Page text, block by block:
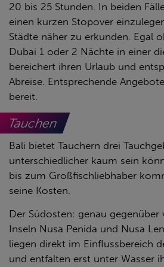
20 bis 25 Stunden. In beiden
einen kurzen Stopover
Städte näher zu erkunden. Egal
Dubai 1 oder 2 Nächte in einer
bereichert ihren Urlaub und
Abreise. Entsprechende
bereit.
Tauchen
Bali bietet Tauchern drei
unterschiedlicher kaum sein
bis zum Großfischliebhaber
seine Kosten.
Der Südosten: genau gegenüber
Inseln Nusa Penida und Nusa
liegen direkt im Einflussbereich
und entfalten erst unter Wasser